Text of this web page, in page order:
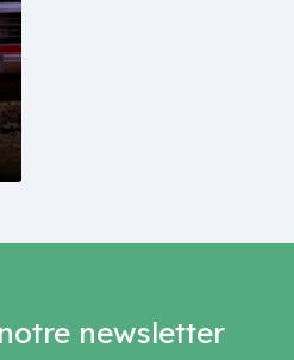
newsletter